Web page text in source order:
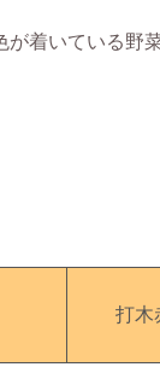
が着いている野
打木